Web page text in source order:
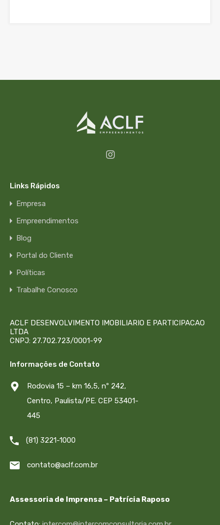
Links Rápidos
Empresa
Empreendimentos
Blog
Portal do Cliente
Políticas
Trabalhe Conosco
ACLF DESENVOLVIMENTO IMOBILIARIO E PARTICIPACAO
LTDA
CNPJ: 27.702.723/0001-99
Informações de Contato
Rodovia 15 – km 16,5, nº 242,
Centro, Paulista/PE. CEP 53401-
445
(81) 3221-1000
contato@aclf.com.br
Assessoria de Imprensa – Patrícia Raposo